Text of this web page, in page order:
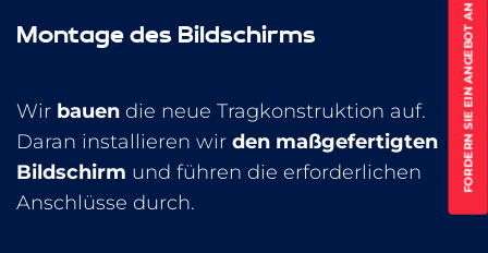
Montage des Bildschirms
Wir bauen die neue Tragkonstruktion auf.
Daran installieren wir den maßgefertigten
Bildschirm und führen die erforderlichen
Anschlüsse durch.
FORDERN SIE EIN ANGEBOT AN